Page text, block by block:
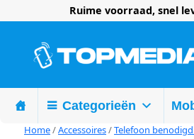
Ruime voorraad,
Categorieën
Home/Accessoires/Telefoon